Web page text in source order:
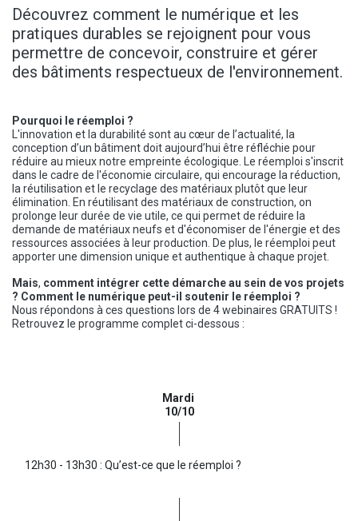
Découvrez comment le numérique et les
pratiques durables se rejoignent pour vous
permettre de concevoir, construire et gérer
des bâtiments respectueux de l'environnement.
Pourquoi le réemploi ?
L'innovation et la durabilité sont au cœur de l’actualité, la
conception d’un bâtiment doit aujourd’hui être réfléchie pour
réduire au mieux notre empreinte écologique. Le réemploi s'inscrit
dans le cadre de l'économie circulaire, qui encourage la réduction,
la réutilisation et le recyclage des matériaux plutôt que leur
élimination. En réutilisant des matériaux de construction, on
prolonge leur durée de vie utile, ce qui permet de réduire la
demande de matériaux neufs et d'économiser de l'énergie et des
ressources associées à leur production. De plus, le réemploi peut
apporter une dimension unique et authentique à chaque projet.
Mais, comment intégrer cette démarche au sein de vos projets
? Comment le numérique peut-il soutenir le réem​ploi ?
Nous répondons à ces questions lors de 4 webinaires GRATUITS !
Retrouvez le programme complet ci-dessous :
Mardi
10/10
12h30 - 13h30 : Qu’est-ce que le réemploi ?